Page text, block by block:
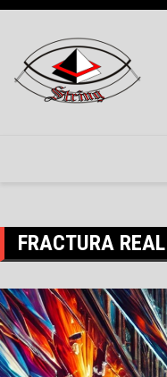
Skip
content
FRACTURA